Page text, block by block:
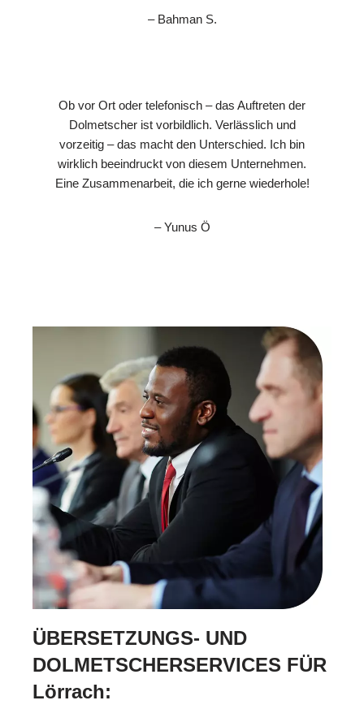
– Bahman S.
Ob vor Ort oder telefonisch – das Auftreten der
Dolmetscher ist vorbildlich. Verlässlich und
vorzeitig – das macht den Unterschied. Ich bin
wirklich beeindruckt von diesem Unternehmen.
Eine Zusammenarbeit, die ich gerne wiederhole!
– Yunus Ö
ÜBERSETZUNGS- UND
DOLMETSCHERSERVICES FÜR
Lörrach: